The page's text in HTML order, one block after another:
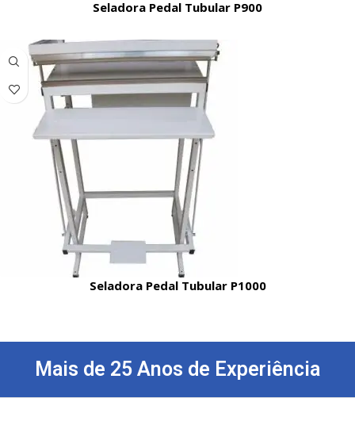
Seladora Pedal Tubular P900
Seladora Pedal Tubular P1000
Mais de 25 Anos de Experiência